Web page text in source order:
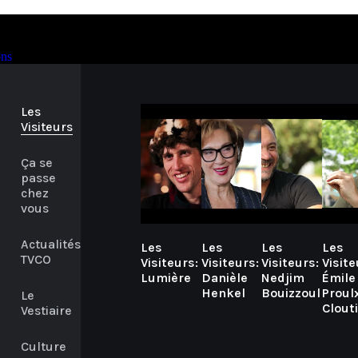
Les
Visiteurs
Ça se
passe
chez
vous
Actualités
TVCO
Le
Vestiaire
Culture
Les
Visiteurs:
Lumière
Les
Visiteurs:
Danièle
Henkel
Les
Visiteurs:
Nedjim
Bouizzoul
Les
Émile